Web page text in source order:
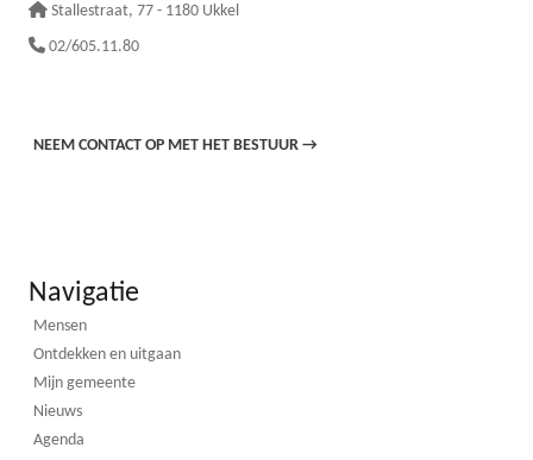
Stallestraat, 77 - 1180 Ukkel
02/605.11.80
NEEM CONTACT OP MET HET BESTUUR →
Navigatie
Mensen
Ontdekken en uitgaan
Mijn gemeente
Nieuws
Agenda